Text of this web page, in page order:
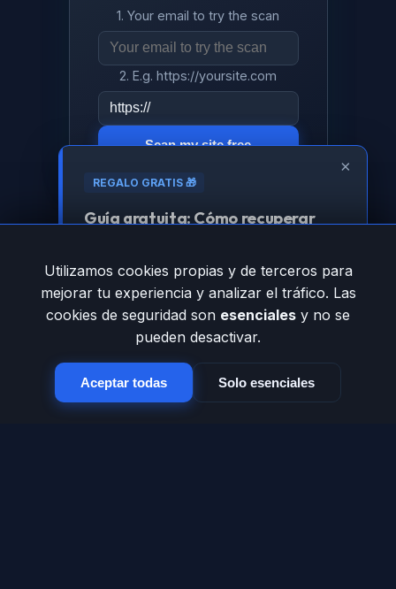
1. Your email to try the scan
2. E.g. https://yoursite.com
Scan my site free
×
REGALO GRATIS 🎁
Guía gratuita: Cómo recuperar
Aprende la estrategia técnica para que
Google vuelva a amar tu sitio.
Registrarme para obtenerla
Utilizamos cookies propias y de terceros para
mejorar tu experiencia y analizar el tráfico. Las
cookies de seguridad son esenciales y no se
pueden desactivar.
Aceptar todas Solo esenciales